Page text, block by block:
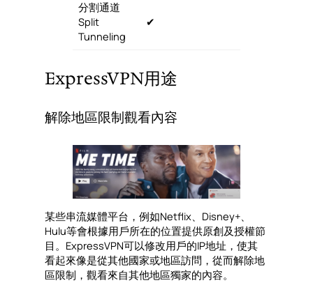
分割通道
Split
Tunneling
✔︎
ExpressVPN用途
解除地區限制觀看內容
某些串流媒體平台，例如Netflix、Disney+、
Hulu等會根據用戶所在的位置提供原創及授權節
目。ExpressVPN可以修改用戶的IP地址，使其
看起來像是從其他國家或地區訪問，從而解除地
區限制，觀看來自其他地區獨家的內容。